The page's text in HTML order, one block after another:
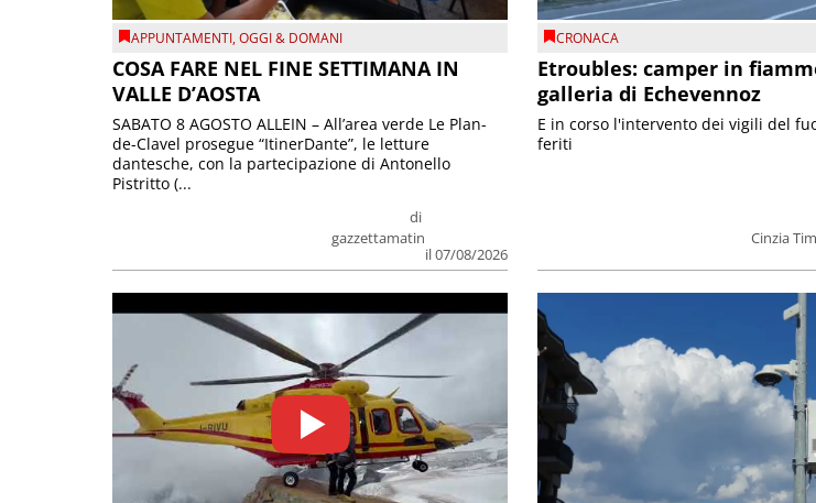
APPUNTAMENTI,OGGI & DOMANI
COSA FARE NEL FINE SETTIMANA IN
VALLE D’AOSTA
di
gazzettamatin
il 07/08/2026
SABATO 8 AGOSTO ALLEIN – All’area verde Le Plan-
de-Clavel prosegue “ItinerDante”, le letture
dantesche, con la partecipazione di Antonello
Pistritto (...
CRONACA
Etroubles: camper in
galleria di Echevennoz
Cinzia
E in corso l'intervento dei vigili del
feriti